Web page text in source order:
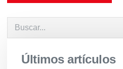
Últimos artículos